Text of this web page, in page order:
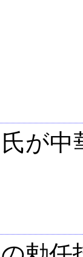
が